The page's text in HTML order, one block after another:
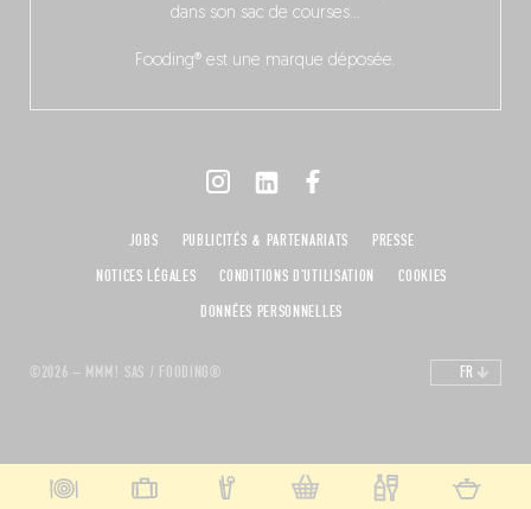
dans son sac de courses…
Fooding® est une marque déposée.
©2026 – MMM! SAS / FOODING®
JOBS PUBLICITÉS & PARTENARIATS
PRESSE
NOTICES LÉGALES
CONDITIONS D'UTILISATION
COOKIES
DONNÉES PERSONNELLES
FR